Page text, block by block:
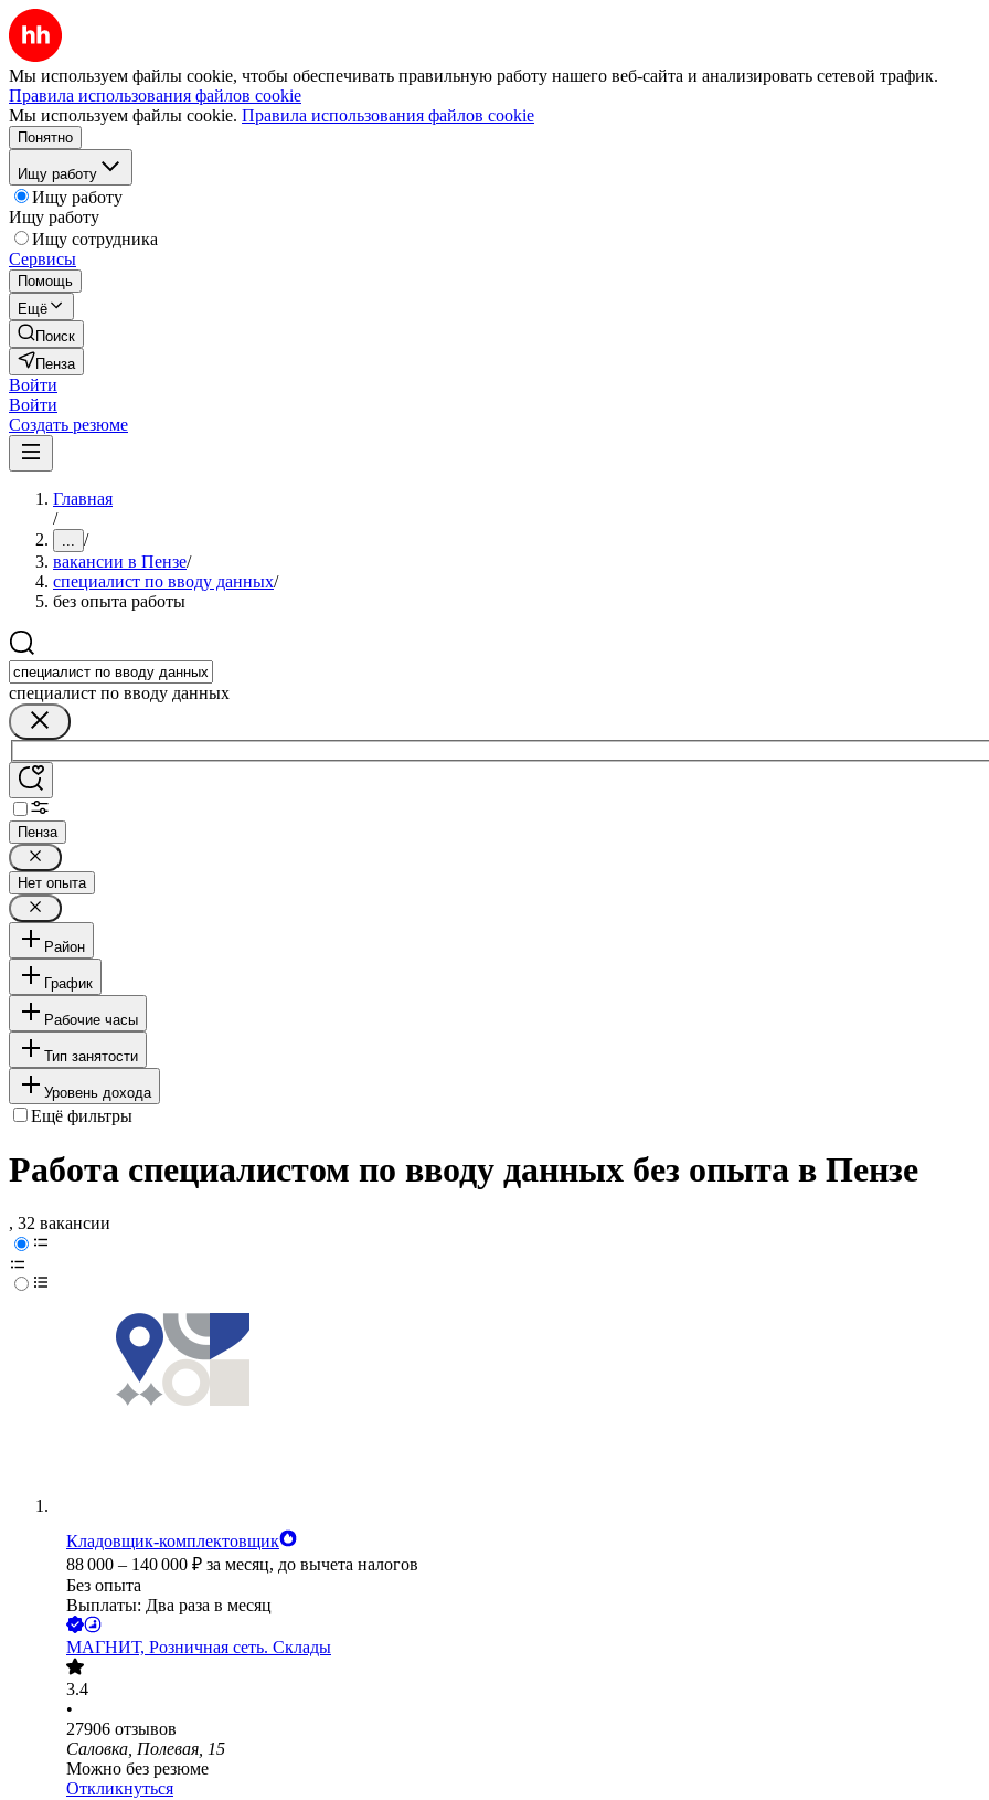
Мы используем файлы cookie, чтобы обеспечивать правильную работу нашего веб-сайта и анализировать сетевой трафик.
Правила использования файлов cookie
Мы используем файлы cookie. Правила использования файлов cookie
Понятно
Ищу работу
Ищу работу
Ищу работу
Ищу сотрудника
Сервисы
Помощь
Ещё
Поиск
Пенза
Войти
Войти
Создать резюме
Главная
/
... /
вакансии в Пензе/
специалист по вводу данных/
без опыта работы
специалист по вводу данных
Пенза
Нет опыта
Район
График
Рабочие часы
Тип занятости
Уровень дохода
Ещё фильтры
Работа специалистом по вводу данных без опыта в Пензе
, 32 вакансии
Кладовщик-комплектовщик
88 000 – 140 000 ₽ за месяц, до вычета налогов
Без опыта
Выплаты: Два раза в месяц
МАГНИТ, Розничная сеть. Склады
3.4
•
27906 отзывов
Саловка, Полевая, 15
Можно без резюме
Откликнуться